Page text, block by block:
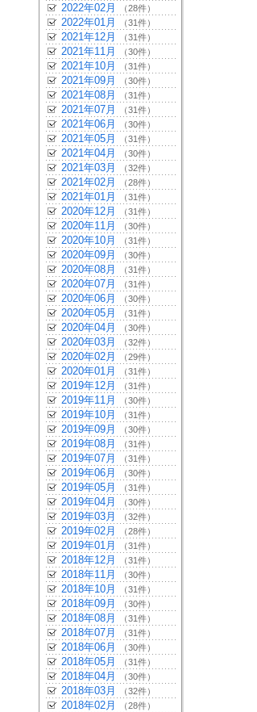
2022年02月 （28件）
2022年01月 （31件）
2021年12月 （31件）
2021年11月 （30件）
2021年10月 （31件）
2021年09月 （30件）
2021年08月 （31件）
2021年07月 （31件）
2021年06月 （30件）
2021年05月 （31件）
2021年04月 （30件）
2021年03月 （32件）
2021年02月 （28件）
2021年01月 （31件）
2020年12月 （31件）
2020年11月 （30件）
2020年10月 （31件）
2020年09月 （30件）
2020年08月 （31件）
2020年07月 （31件）
2020年06月 （30件）
2020年05月 （31件）
2020年04月 （30件）
2020年03月 （32件）
2020年02月 （29件）
2020年01月 （31件）
2019年12月 （31件）
2019年11月 （30件）
2019年10月 （31件）
2019年09月 （30件）
2019年08月 （31件）
2019年07月 （31件）
2019年06月 （30件）
2019年05月 （31件）
2019年04月 （30件）
2019年03月 （32件）
2019年02月 （28件）
2019年01月 （31件）
2018年12月 （31件）
2018年11月 （30件）
2018年10月 （31件）
2018年09月 （30件）
2018年08月 （31件）
2018年07月 （31件）
2018年06月 （30件）
2018年05月 （31件）
2018年04月 （30件）
2018年03月 （32件）
2018年02月 （28件）